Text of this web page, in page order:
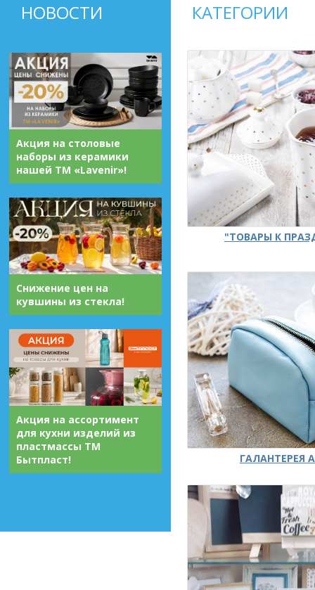
НОВОСТИ
Акция на столовые
наборы из керамики
нашей ТМ «Lavenir»!
Снижение цен на
кувшины из стекла!
Акция на ассортимент
для кухни изделий из
пластмассы ТМ
Бытпласт!
КАТЕГОРИИ
"ТОВАРЫ К
ГАЛАНТЕРЕЯ